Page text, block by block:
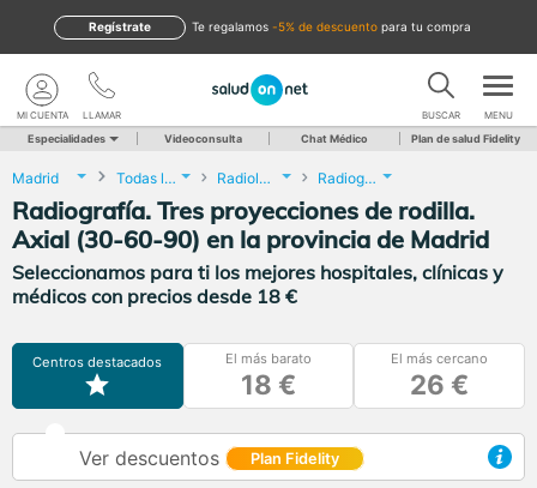
te regalamos -5% de descuento para tu compra
Regístrate
LLAMAR
MI CUENTA BUSCAR MENU
Especialidades Videoconsulta Chat Médico Plan de salud Fidelity
Madrid Todas las localidades Radiología Radiografía. Tres proyecciones de rodilla. Axial (30-60-90)
Radiografía. Tres proyecciones de rodilla.
Axial (30-60-90) en la provincia de Madrid
Seleccionamos para ti los mejores hospitales, clínicas y
médicos con precios desde 18 €
Centros destacados El más barato
18 €
El más cercano
26 €
Ver descuentos Plan Fidelity